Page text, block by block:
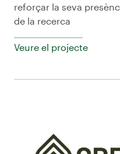
reforçar la seva
de la recerca
Veure el projecte